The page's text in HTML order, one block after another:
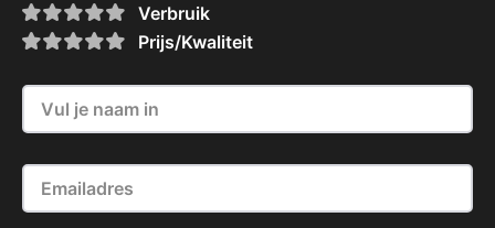
Verbruik
Prijs/Kwaliteit